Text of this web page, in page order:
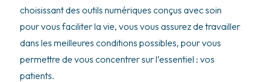
choisissant des outils numériques conçus avec soin
pour vous faciliter la vie, vous vous assurez de travailler
dans les meilleures conditions possibles, pour vous
permettre de vous concentrer sur l’essentiel : vos
patients.